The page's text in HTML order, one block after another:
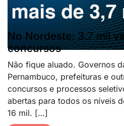
No Nordeste: 3.7 mil
concursos
Não fique aluado. Governos
Pernambuco, prefeituras e
concursos e processos
abertas para todos os níveis
16 mil. […]